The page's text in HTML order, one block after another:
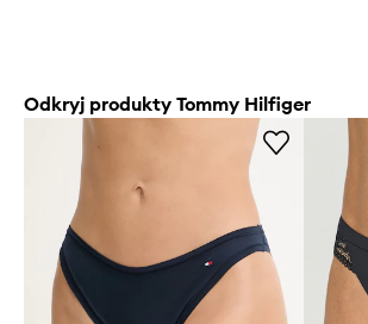
Odkryj produkty Tommy Hilfiger